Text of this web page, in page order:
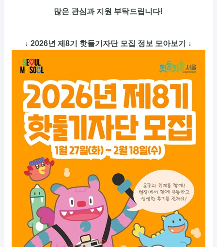
많은 관심과 지원 부탁드립니다!
↓ 2026년 제8기 핫둘기자단 모집 정보 모아보기 ↓